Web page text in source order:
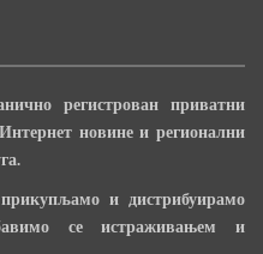
регистрован приватни
новине и регионални
и дистрибуирамо
се истраживањем и